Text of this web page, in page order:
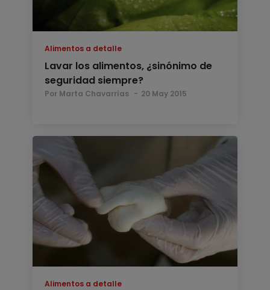
Alimentos a detalle
Lavar los alimentos, ¿sinónimo de
seguridad siempre?
Por Marta Chavarrías 20 May 2015
Alimentos a detalle